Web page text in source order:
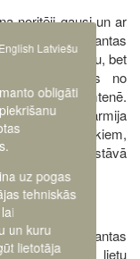
noritēji gausi un ar
brīvprātīgo Imantas
pozīciju, bet
kuri izvairījās no
dzimtenē.
Sarkanā armija
no lieliniekiem,
pulkā, lai tā sastāvā
pavasarim Imantas
LNP Kara lietu
English Latviešu
obligāti
uz pogas
tehniskās
un kuru
lietotāja